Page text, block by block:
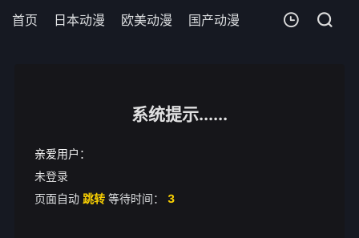
首页 日本动漫 欧美动漫 国产动漫 剧场版 追剧周
清空
系统提示......
亲爱用户：
未登录
页面自动 跳转等待时间： 3